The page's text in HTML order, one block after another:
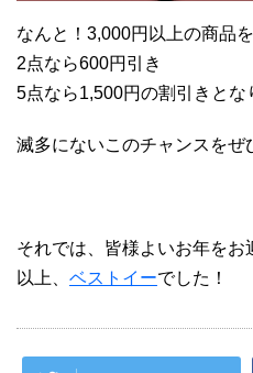
なんと！3,000円以上の商品
2点なら600円引き
5点なら1,500円の割引きとな
滅多にないこのチャンスをぜ
それでは、皆様よいお年をお
以上、 ベストイーでした！